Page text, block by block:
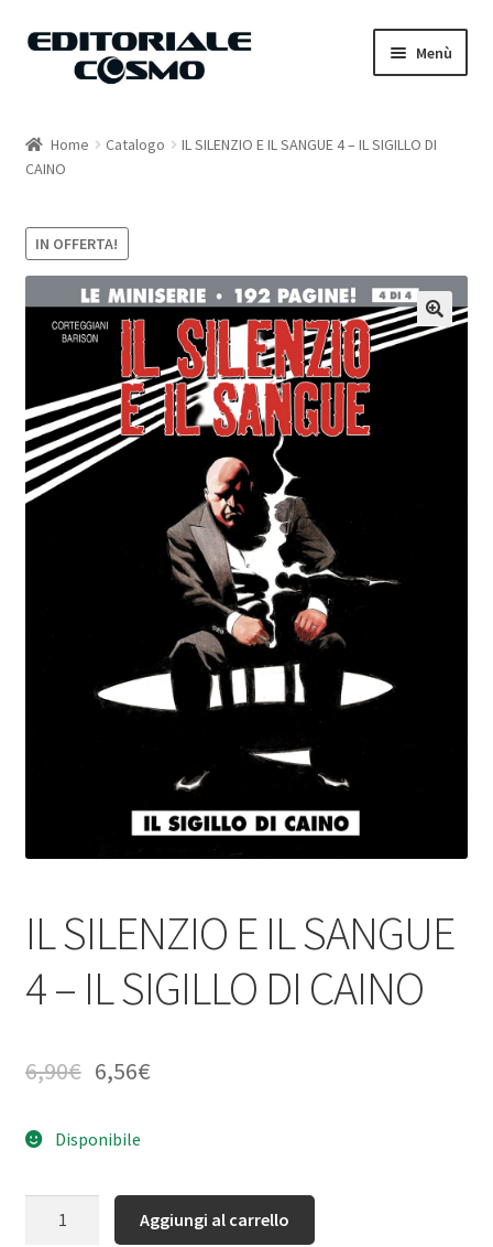
Vai
Vai
Menù
Catalogo
Carrello
Il mio account
Home Catalogo
IL SILENZIO E IL SANGUE 4 – IL SIGILLO DI
CAINO
IN OFFERTA!
IL SILENZIO E IL SANGUE
4 – IL SIGILLO DI CAINO
6,90€ 6,56€
Disponibile
Aggiungi al carrello